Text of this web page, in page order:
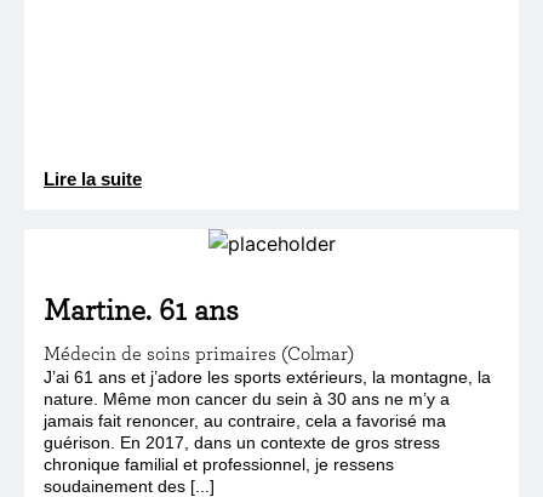
Lire la suite
Martine. 61 ans
Médecin de soins primaires (Colmar)
J’ai 61 ans et j’adore les sports extérieurs, la montagne, la
nature. Même mon cancer du sein à 30 ans ne m’y a
jamais fait renoncer, au contraire, cela a favorisé ma
guérison. En 2017, dans un contexte de gros stress
chronique familial et professionnel, je ressens
soudainement des [...]